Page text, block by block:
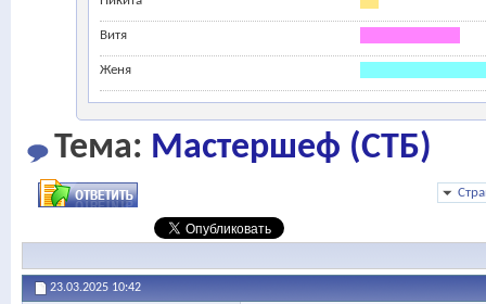
Витя
Женя
Тема: Мастершеф (СТБ)
23.03.2025 10:42